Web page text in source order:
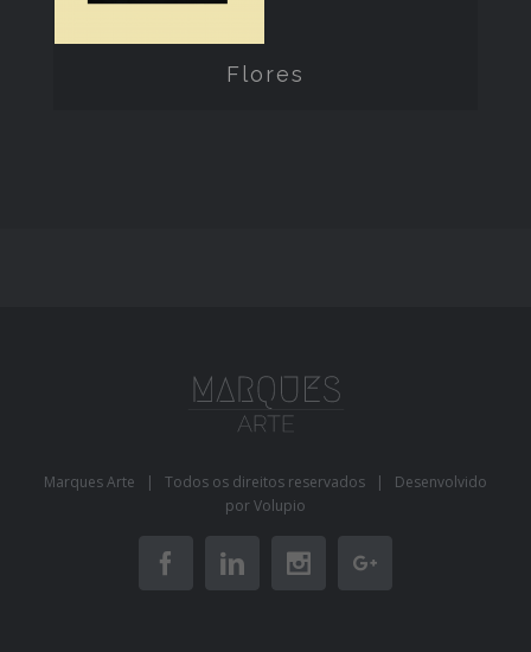
Flores
Marques Arte | Todos os direitos reservados | Desenvolvido
porVolupio
FacebookLinkedinInstagramGoogle+